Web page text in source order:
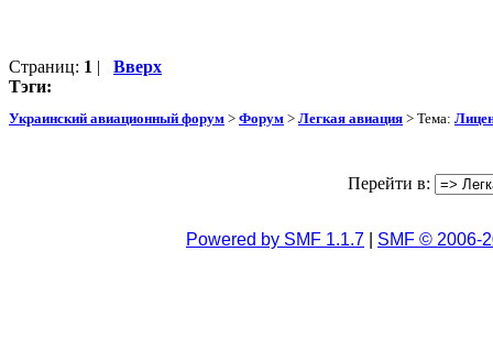
Страниц: 1 | Вверх
Тэги:
Украинский авиационный форум > Форум > Легкая авиация > Тема:
Перейти в:
Powered by SMF 1.1.7 SMF © 2006-